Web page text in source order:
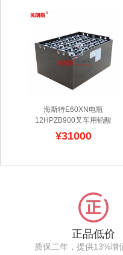
海斯特E60XN电瓶
12HPZB900叉车用铅酸
蓄电池配置容量 海斯特加
水叉车电瓶规格表
hoppecke叉车电瓶规格
上,设计电压为48V,拥有强
大的容量,每天工作至少可
达6小时以上,这种铅酸蓄
电池比较成熟,目前市场应
用的牵引型叉车电池内部
极板构造普遍为管式极板,
¥31000
正品低价
质保二年，提供13%增